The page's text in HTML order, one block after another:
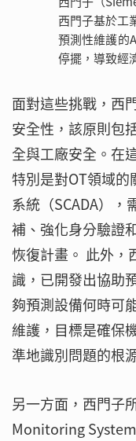
西門子基於工
預測性維護的
停擺，導致經
面對這些挑戰，西
安全性，該原則包
全與工廠安全。在
特別是對OT領域
系統（SCADA）
補、強化身分驗證
恢復計畫。 此外，
識，已開發出協助
夠預測設備何時可
維護，目標是確保
準地識別問題的根
另一方面，西門子
Monitoring